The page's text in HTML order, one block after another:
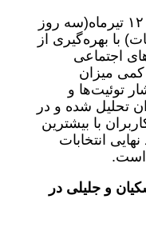
این گزارش در بازه زمانی ۹ تا ۱۲ تیرماه(سه روز
با بهره‌گیری از
اجتماعی
میزان
توئیت‌ها و
تحلیل شده و در
با بیشترین
انتخابات
است.
و جلیلی در